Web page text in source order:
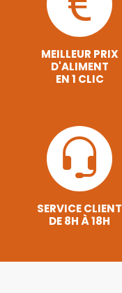
MEILLEUR PRIX
D'ALIMENT
EN 1 CLIC
SERVICE CLIENT
DE 8H À 18H